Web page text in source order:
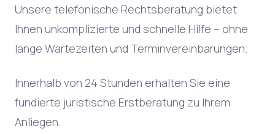
Unsere telefonische Rechtsberatung bietet
Ihnen unkomplizierte und schnelle Hilfe – ohne
lange Wartezeiten und Terminvereinbarungen.
Innerhalb von 24 Stunden erhalten Sie eine
fundierte juristische Erstberatung zu Ihrem
Anliegen.